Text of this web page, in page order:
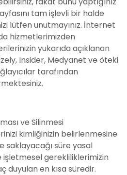
tam işlevli bir halde
lütfen unutmayınız. İnternet
hizmetlerimizden
yukarıda açıklanan
Insider, Medyanet ve öteki
tarafından
ve Silinmesi
kimliğinizin belirlenmesine
saklayacağı süre yasal
işletmesel gerekliliklerimizin
duyulan en kısa süredir.